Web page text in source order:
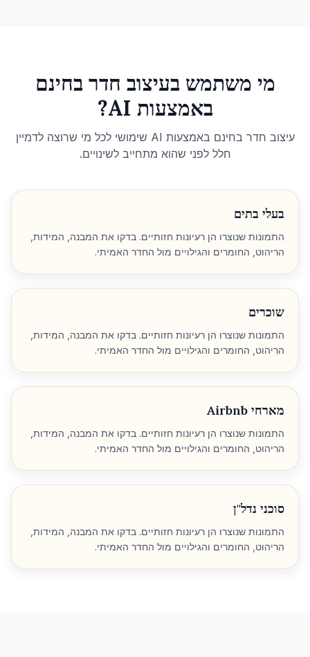
מי משתמש בעיצוב חדר בחינם
באמצעות AI?
עיצוב חדר בחינם באמצעות AI שימושי לכל מי שרוצה לדמיין
חלל לפני שהוא מתחייב לשינויים.
בעלי בתים
התמונות שנוצרו הן רעיונות חזותיים. בדקו את המבנה, המידות,
הריהוט, החומרים והגילויים מול החדר האמיתי.
שוכרים
התמונות שנוצרו הן רעיונות חזותיים. בדקו את המבנה, המידות,
הריהוט, החומרים והגילויים מול החדר האמיתי.
מארחי Airbnb
התמונות שנוצרו הן רעיונות חזותיים. בדקו את המבנה, המידות,
הריהוט, החומרים והגילויים מול החדר האמיתי.
סוכני נדל"ן
התמונות שנוצרו הן רעיונות חזותיים. בדקו את המבנה, המידות,
הריהוט, החומרים והגילויים מול החדר האמיתי.